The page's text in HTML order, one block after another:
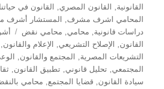
فيالقانونية, القانون المصري, القانون في حياتنا
المحامي اشرف مشرف, المستشار أشرف
دراسات قانونية, محامي, محامي نقض
القانون, الإصلاح التشريعي, الإعلام والقانون,
التشريعات المصرية, المجتمع والقانون,
المجتمعي,تحليل قانوني,تطبيق القانون,
سيادة القانون,قضايا المجتمع, محامي